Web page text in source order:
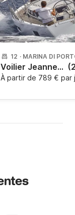
12 · MARINA DI
Voilier Jeanneau Sun Odyssey 490 - 5 + 1 cab. 14m
À partir de 789 € par